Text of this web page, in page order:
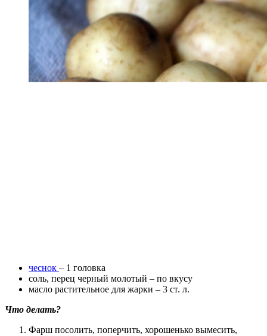
чеснок – 1 головка
соль, перец черный молотый – по вкусу
масло растительное для жарки – 3 ст. л.
Что делать?
Фарш посолить, поперчить, хорошенько вымесить,